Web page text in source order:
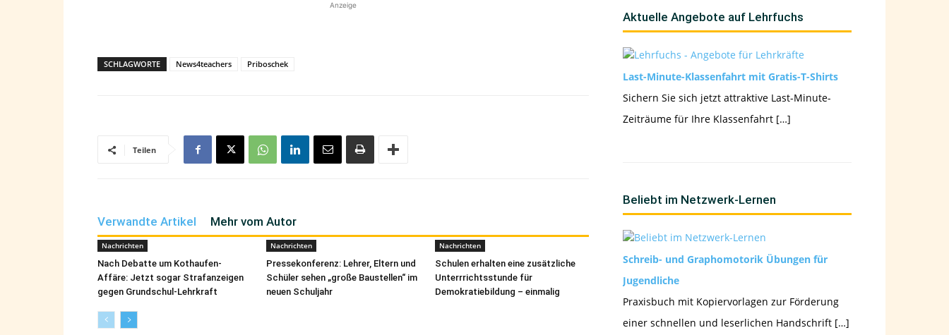
Anzeige
SCHLAGWORTE News4teachers Priboschek
Teilen
Verwandte Artikel Mehr vom Autor
Nachrichten
Nach Debatte um Kothaufen-
Affäre: Jetzt sogar Strafanzeigen
gegen Grundschul-Lehrkraft
Nachrichten
Pressekonferenz: Lehrer, Eltern und
Schüler sehen „große Baustellen“ im
neuen Schuljahr
Nachrichten
Schulen erhalten eine zusätzliche
Unterrrichtsstunde für
Demokratiebildung – einmalig
Aktuelle Angebote auf Lehrfuchs
Last-Minute-Klassenfahrt mit Gratis-T-Shirts
Sichern Sie sich jetzt attraktive Last-Minute-
Zeiträume für Ihre Klassenfahrt […]
Beliebt im Netzwerk-Lernen
Schreib- und Graphomotorik Übungen für
Jugendliche
Praxisbuch mit Kopiervorlagen zur Förderung
einer schnellen und leserlichen Handschrift […]